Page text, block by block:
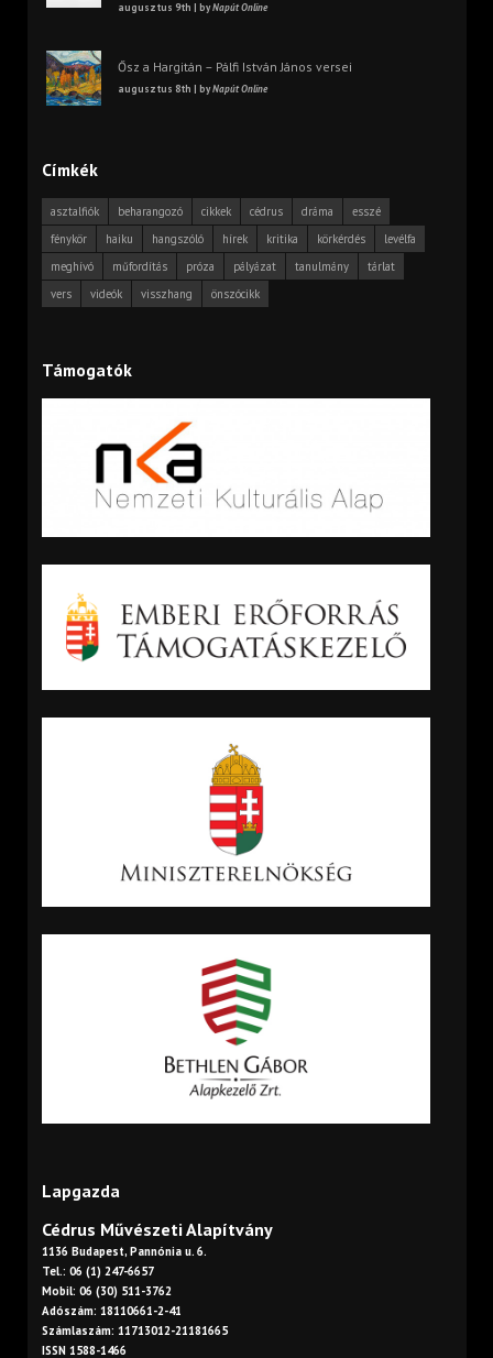
augusztus 9th | byNapút Online
Ősz a Hargitán – Pálfi István János versei
augusztus 8th | byNapút Online
Címkék
asztalfiók beharangozó cikkek cédrus dráma
esszé
fénykör
haiku hangszóló hírek kritika körkérdés
levélfa
meghívó
műfordítás próza pályázat tanulmány
tárlat
vers
videók visszhang önszócikk
Támogatók
Lapgazda
Cédrus Művészeti Alapítvány
1136 Budapest, Pannónia u. 6.
Tel.: 06 (1) 247-6657
Mobil: 06 (30) 511-3762
Adószám: 18110661-2-41
Számlaszám: 11713012-21181665
ISSN 1588-1466